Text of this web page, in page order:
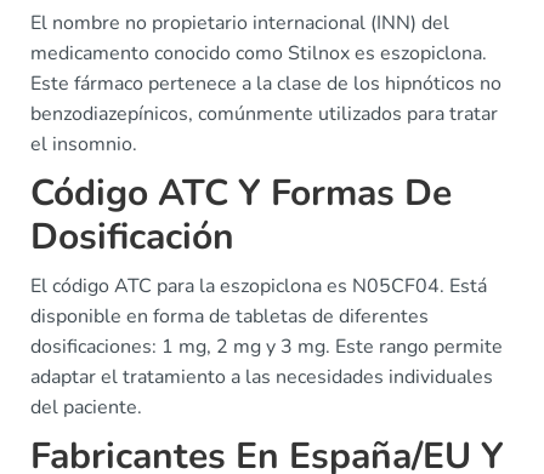
El nombre no propietario internacional (INN) del
medicamento conocido como Stilnox es eszopiclona.
Este fármaco pertenece a la clase de los hipnóticos no
benzodiazepínicos, comúnmente utilizados para tratar
el insomnio.
Código ATC Y Formas De
Dosificación
El código ATC para la eszopiclona es N05CF04. Está
disponible en forma de tabletas de diferentes
dosificaciones: 1 mg, 2 mg y 3 mg. Este rango permite
adaptar el tratamiento a las necesidades individuales
del paciente.
Fabricantes En España/EU Y